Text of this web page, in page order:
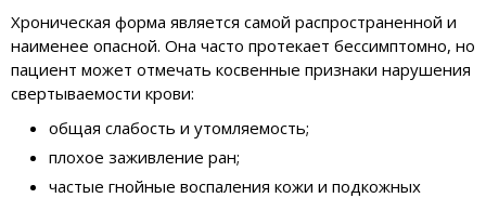
Хроническая форма является самой распространенной и
наименее опасной. Она часто протекает бессимптомно, но
пациент может отмечать косвенные признаки нарушения
свертываемости крови:
общая слабость и утомляемость;
плохое заживление ран;
частые гнойные воспаления кожи и подкожных